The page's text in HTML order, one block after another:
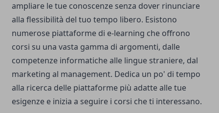
ampliare le tue conoscenze senza dover rinunciare
alla flessibilità del tuo tempo libero. Esistono
numerose piattaforme di e-learning che offrono
corsi su una vasta gamma di argomenti, dalle
competenze informatiche alle lingue straniere, dal
marketing al management. Dedica un po' di tempo
alla ricerca delle piattaforme più adatte alle tue
esigenze e inizia a seguire i corsi che ti interessano.